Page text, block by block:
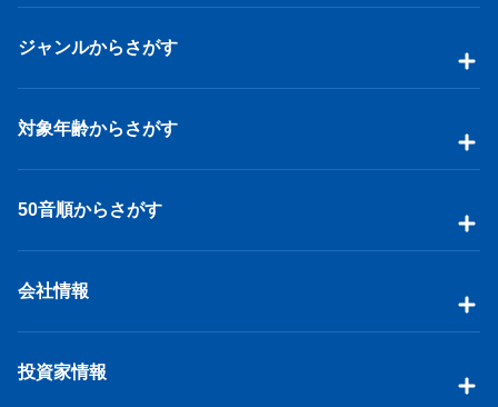
ジャンルからさがす
対象年齢からさがす
50音順からさがす
会社情報
投資家情報